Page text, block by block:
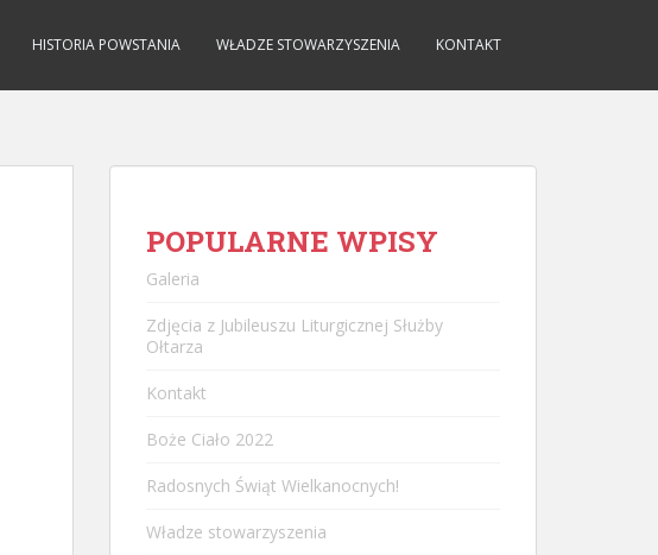
HISTORIA POWSTANIA WŁADZE STOWARZYSZENIA KONTAKT
POPULARNE WPISY
Galeria
Zdjęcia z Jubileuszu Liturgicznej Służby
Ołtarza
Kontakt
Boże Ciało 2022
Radosnych Świąt Wielkanocnych!
Władze stowarzyszenia